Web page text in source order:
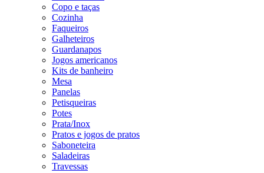
Copo e taças
Cozinha
Faqueiros
Galheteiros
Guardanapos
Jogos americanos
Kits de banheiro
Mesa
Panelas
Petisqueiras
Potes
Prata/Inox
Pratos e jogos de pratos
Saboneteira
Saladeiras
Travessas